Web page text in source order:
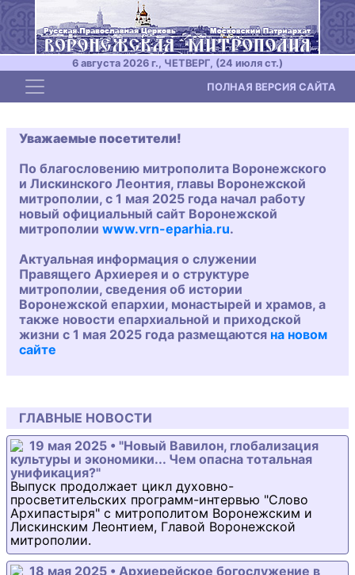
6 августа 2026 г., ЧЕТВЕРГ, (24 июля ст.)
Toggle navigation ПОЛНАЯ ВЕРСИЯ САЙТА
Уважаемые посетители!
По благословению митрополита Воронежского
и Лискинского Леонтия, главы Воронежской
митрополии, с 1 мая 2025 года начал работу
новый официальный сайт Воронежской
митрополии www.vrn-eparhia.ru.
Актуальная информация о служении
Правящего Архиерея и о структуре
митрополии, сведения об истории
Воронежской епархии, монастырей и храмов, а
также новости епархиальной и приходской
жизни с 1 мая 2025 года размещаются на новом
сайте
ГЛАВНЫЕ НОВОСТИ
19 мая 2025 • "Новый Вавилон, глобализация
культуры и экономики... Чем опасна тотальная
унификация?"
Выпуск продолжает цикл духовно-
просветительских программ-интервью "Слово
Архипастыря" с митрополитом Воронежским и
Лискинским Леонтием, Главой Воронежской
митрополии.
18 мая 2025 • Архиерейское богослужение в